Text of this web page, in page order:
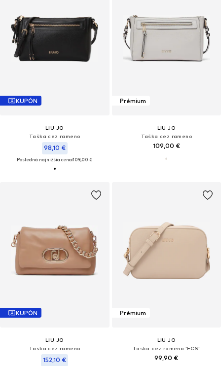
KUPÓN
LIU JO
Taška cez rameno
98,10 €
Posledná najnižšia cena:109,00 €
Prémium
LIU JO
Taška cez rameno
109,00 €
KUPÓN
LIU JO
Taška cez rameno
152,10 €
Prémium
LIU JO
Taška cez rameno 'ECS'
99,90 €